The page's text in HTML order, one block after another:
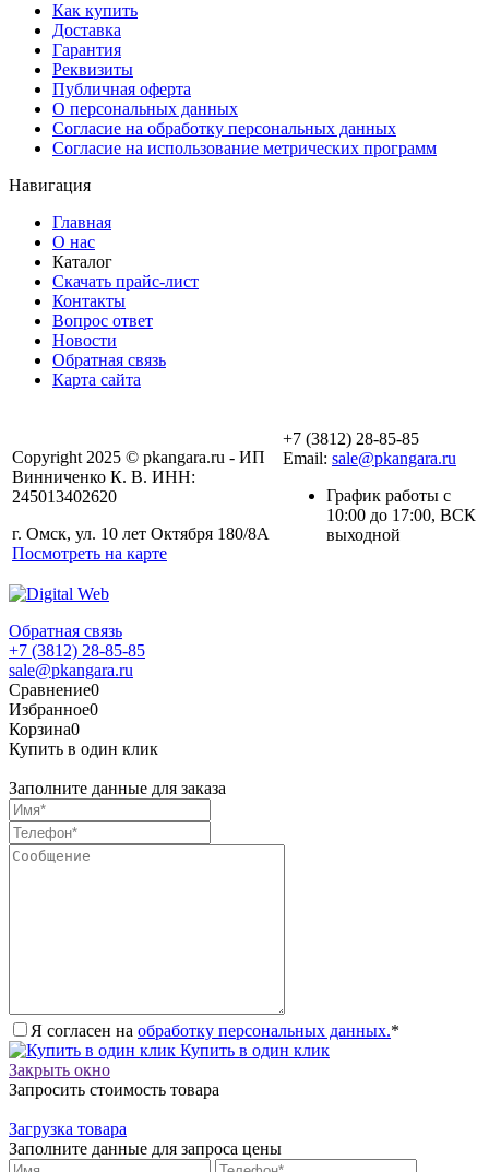
Как купить
Доставка
Гарантия
Реквизиты
Публичная оферта
О персональных данных
Согласие на обработку персональных данных
Согласие на использование метрических программ
Навигация
Главная
О нас
Каталог
Скачать прайс-лист
Контакты
Вопрос ответ
Новости
Обратная связь
Карта сайта
Copyright 2025 © pkangara.ru - ИП
Винниченко К. В. ИНН:
245013402620
г. Омск, ул. 10 лет Октября 180/8А
Посмотреть на карте
+7 (3812) 28-85-85
Email: sale@pkangara.ru
График работы с
10:00 до 17:00, ВСК
выходной
Обратная связь
+7 (3812) 28-85-85
sale@pkangara.ru
Сравнение0
Избранное0
Корзина0
Купить в один клик
Заполните данные для заказа
Я согласен на обработку персональных данных.*
Купить в один клик
Закрыть окно
Запросить стоимость товара
Загрузка товара
Заполните данные для запроса цены